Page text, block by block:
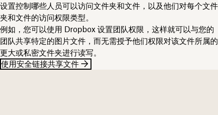
设置控制哪些人员可以访问文件夹和文件，以及他们对每个文件
夹和文件的访问权限类型。
例如，您可以使用 Dropbox 设置团队权限，这样就可以与您的
团队共享特定的图片文件，而无需授予他们权限对该文件所属的
更大或私密文件夹进行读写。
使用安全链接共享文件